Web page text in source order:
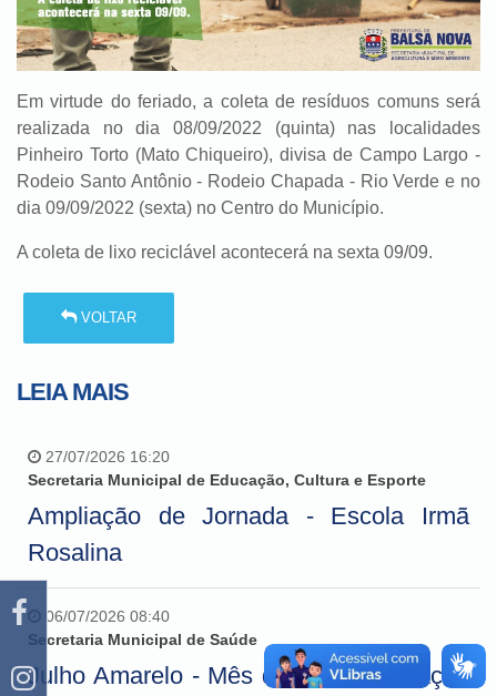
Em virtude do feriado, a coleta de resíduos comuns será
realizada no dia 08/09/2022 (quinta) nas localidades
Pinheiro Torto (Mato Chiqueiro), divisa de Campo Largo -
Rodeio Santo Antônio - Rodeio Chapada - Rio Verde e no
dia 09/09/2022 (sexta) no Centro do Município.
A coleta de lixo reciclável acontecerá na sexta 09/09.
VOLTAR
LEIA MAIS
27/07/2026 16:20
Secretaria Municipal de Educação, Cultura e Esporte
Ampliação de Jornada - Escola Irmã
Rosalina
06/07/2026 08:40
Secretaria Municipal de Saúde
Julho Amarelo - Mês de conscientização